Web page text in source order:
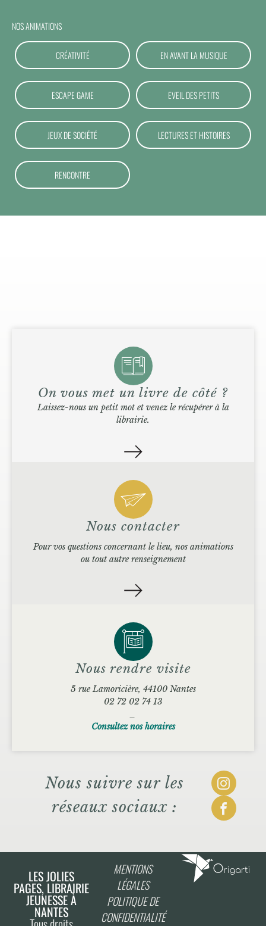
NOS ANIMATIONS
CRÉATIVITÉ EN AVANT LA MUSIQUE
ESCAPE GAME EVEIL DES PETITS
JEUX DE SOCIÉTÉ LECTURES ET HISTOIRES
RENCONTRE
On vous met un livre de côté ?
Laissez-nous un petit mot et venez le récupérer à la
librairie.
Nous rendre visite
5 rue Lamoricière, 44100 Nantes
02 72 02 74 13
Consultez nos horaires
Nous contacter
Pour vos questions concernant le lieu, nos animations
ou tout autre renseignement
Nous suivre sur les
réseaux sociaux :
LES JOLIES
PAGES, LIBRAIRIE
JEUNESSE À
NANTES
MENTIONS
LÉGALES
POLITIQUE DE
CONFIDENTIALITÉ